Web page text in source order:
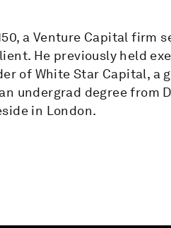
a Venture Capital firm
He previously held
of White Star Capital, a
undergrad degree from
in London.